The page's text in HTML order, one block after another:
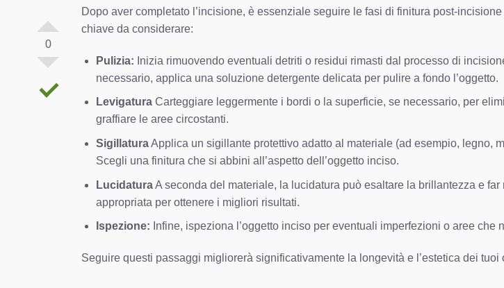
0
Dopo aver completato l’incisione, è essenziale seguire le fasi di finitura post-
chiave da considerare:
Pulizia: Inizia rimuovendo eventuali detriti o residui rimasti dal processo di
necessario, applica una soluzione detergente delicata per pulire a fondo l’oggetto.
LevigaturaCarteggiare leggermente i bordi o la superficie, se necessario, per
graffiare le aree circostanti.
SigillaturaApplica un sigillante protettivo adatto al materiale (ad esempio, legno,
Scegli una finitura che si abbini all’aspetto dell’oggetto inciso.
LucidaturaA seconda del materiale, la lucidatura può esaltare la brillantezza e
appropriata per ottenere i migliori risultati.
Ispezione: Infine, ispeziona l’oggetto inciso per eventuali imperfezioni o aree
Seguire questi passaggi migliorerà significativamente la longevità e l’estetica dei tuoi